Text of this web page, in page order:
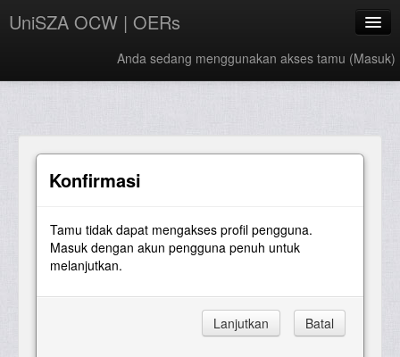
UniSZA OCW | OERs
Anda sedang menggunakan akses tamu (Masuk)
Bahasa Indonesia ‎(id)‎
Konfirmasi
Tamu tidak dapat mengakses profil pengguna.
Masuk dengan akun pengguna penuh untuk
melanjutkan.